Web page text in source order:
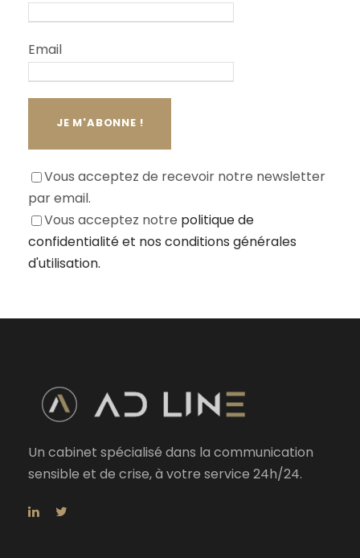
Email
Vous acceptez de recevoir notre newsletter
par email.
Vous acceptez notre politique de
confidentialitéet nos conditions générales
d'utilisation.
Un cabinet spécialisé dans la communication
sensible et de crise, à votre service 24h/24.